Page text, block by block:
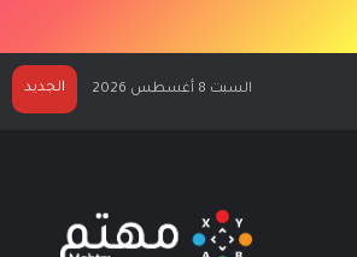
السبت 8 أغسطس 2026 الجديد